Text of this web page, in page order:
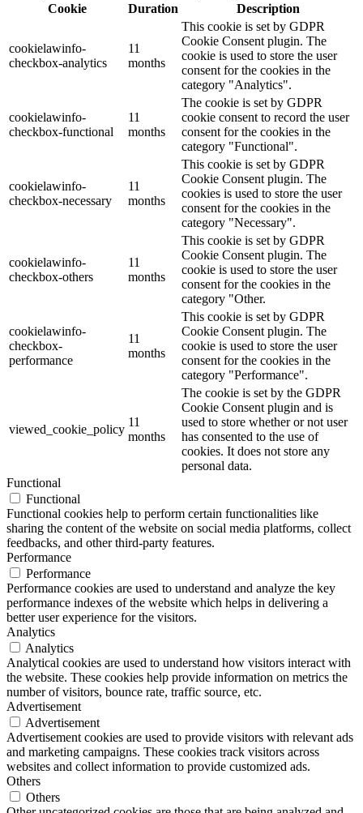
Cookie
Duration Description
cookielawinfo-
checkbox-analytics
11
months
This cookie is set by GDPR
Cookie Consent plugin. The
cookie is used to store the user
consent for the cookies in the
category "Analytics".
cookielawinfo-
checkbox-functional
11
months
The cookie is set by GDPR
cookie consent to record the user
consent for the cookies in the
category "Functional".
cookielawinfo-
checkbox-necessary
11
months
This cookie is set by GDPR
Cookie Consent plugin. The
cookies is used to store the user
consent for the cookies in the
category "Necessary".
cookielawinfo-
checkbox-others
11
months
This cookie is set by GDPR
Cookie Consent plugin. The
cookie is used to store the user
consent for the cookies in the
category "Other.
cookielawinfo-
checkbox-
performance
11
months
This cookie is set by GDPR
Cookie Consent plugin. The
cookie is used to store the user
consent for the cookies in the
category "Performance".
viewed_cookie_policy
11
months
The cookie is set by the GDPR
Cookie Consent plugin and is
used to store whether or not user
has consented to the use of
cookies. It does not store any
personal data.
Functional
Functional
Functional cookies help to perform certain functionalities like
sharing the content of the website on social media platforms, collect
feedbacks, and other third-party features.
Performance
Performance
Performance cookies are used to understand and analyze the key
performance indexes of the website which helps in delivering a
better user experience for the visitors.
Analytics
Analytics
Analytical cookies are used to understand how visitors interact with
the website. These cookies help provide information on metrics the
number of visitors, bounce rate, traffic source, etc.
Advertisement
Advertisement
Advertisement cookies are used to provide visitors with relevant ads
and marketing campaigns. These cookies track visitors across
websites and collect information to provide customized ads.
Others
Others